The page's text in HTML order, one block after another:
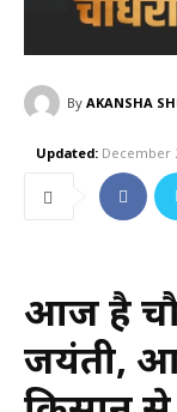
By AKANSHA
Updated: December
आज है
जयंती,